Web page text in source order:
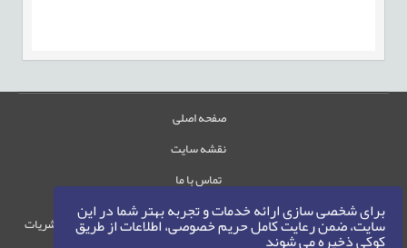
برای شخصی سازی ارائه خدمات و تجربه بهتر شما در این
سایت، ضمن رعایت کامل حریم خصوصی، اطلاعات از طریق
کوکی ذخیره می شوند
صفحه اصلی
نقشه سایت
تماس با ما
حقوق این وب‌سایت متعلق به سامانه مدیریت نشریات